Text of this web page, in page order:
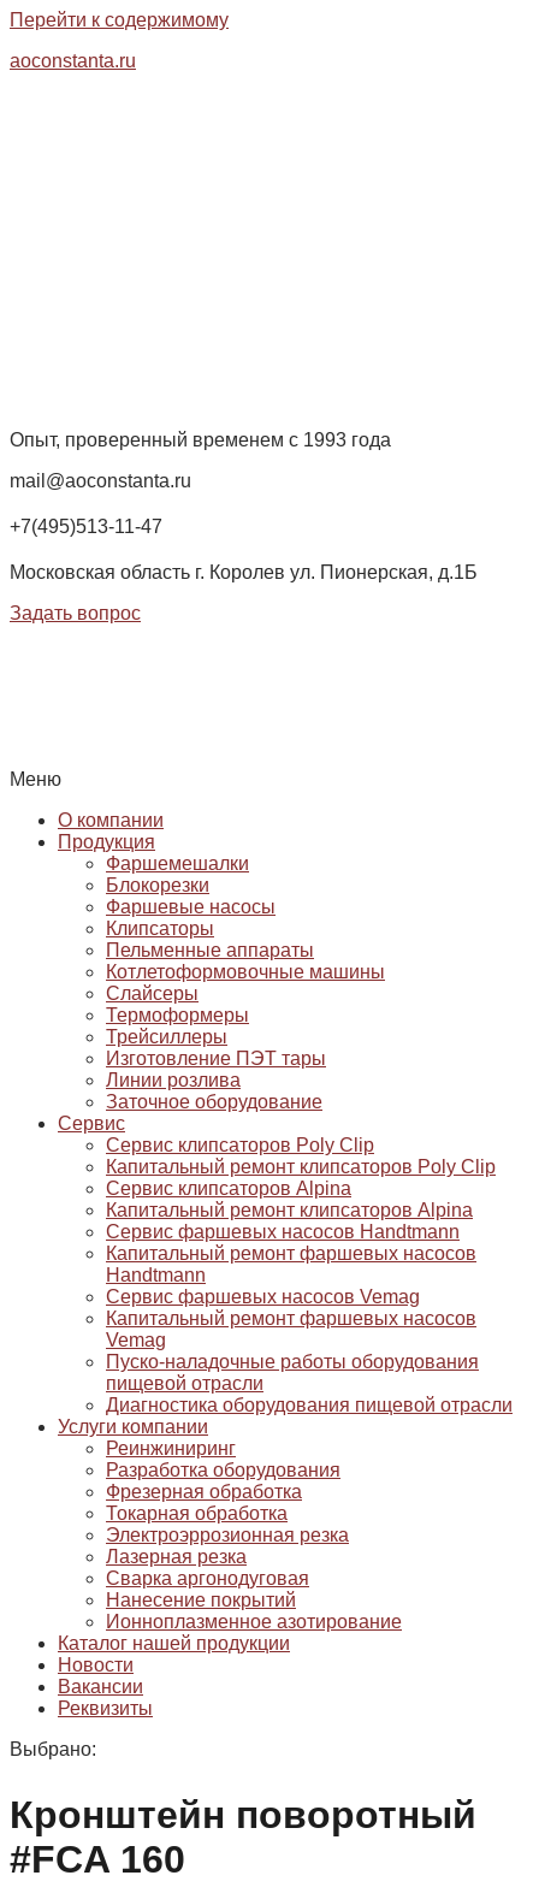
Перейти к содержимому
aoconstanta.ru
Опыт, проверенный временем с 1993 года
mail@aoconstanta.ru
+7(495)513-11-47
Московская область г. Королев ул. Пионерская, д.1Б
Задать вопрос
Меню
О компании
Продукция
Фаршемешалки
Блокорезки
Фаршевые насосы
Клипсаторы
Пельменные аппараты
Котлетоформовочные машины
Слайсеры
Термоформеры
Трейсиллеры
Изготовление ПЭТ тары
Линии розлива
Заточное оборудование
Сервис
Сервис клипсаторов Poly Clip
Капитальный ремонт клипсаторов Poly Clip
Сервис клипсаторов Alpina
Капитальный ремонт клипсаторов Alpina
Сервис фаршевых насосов Handtmann
Капитальный ремонт фаршевых насосов
Handtmann
Сервис фаршевых насосов Vemag
Капитальный ремонт фаршевых насосов
Vemag
Пуско-наладочные работы оборудования
пищевой отрасли
Диагностика оборудования пищевой отрасли
Услуги компании
Реинжиниринг
Разработка оборудования
Фрезерная обработка
Токарная обработка
Электроэррозионная резка
Лазерная резка
Сварка аргонодуговая
Нанесение покрытий
Ионноплазменное азотирование
Каталог нашей продукции
Новости
Вакансии
Реквизиты
Выбрано:
Кронштейн поворотный
#FCA 160